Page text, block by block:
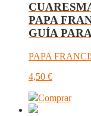
PAPA
GUÍA
PAPA
4,50 €
Comprar